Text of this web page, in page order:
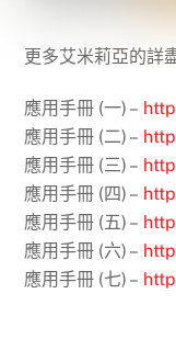
更多艾米莉亞的詳
應用手冊 (一) –
應用手冊 (二) –
應用手冊 (三) –
應用手冊 (四) –
應用手冊 (五) –
應用手冊 (六) –
應用手冊 (七) –